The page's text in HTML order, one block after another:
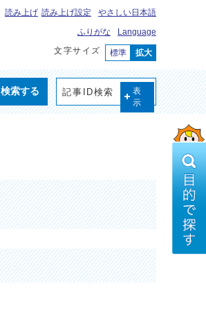
読み上げ 読み上げ設定
やさしい日本語
ふりがな
Language
文字サイズ
標準 拡大
検索する 記事ID検索
表
示